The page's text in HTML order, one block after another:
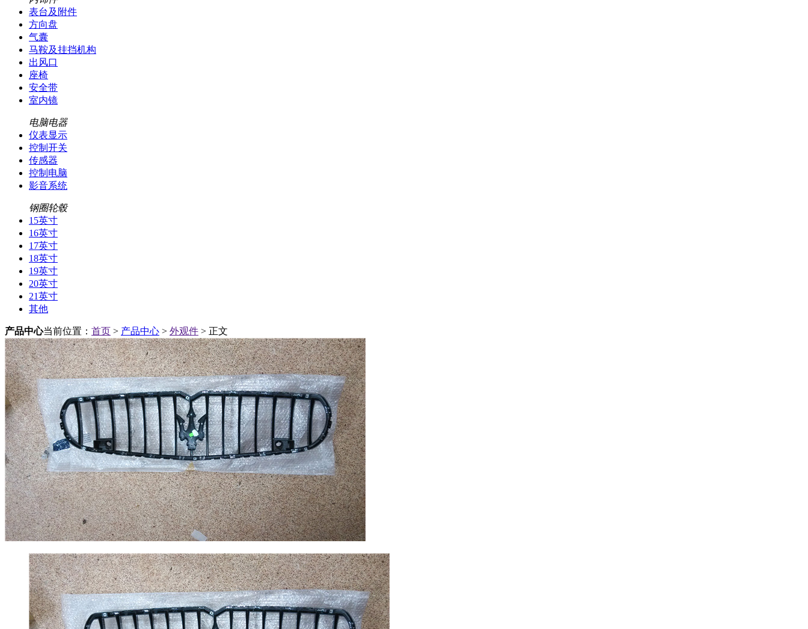
表台及附件
方向盘
气囊
马鞍及挂挡机构
出风口
座椅
安全带
室内镜
电脑电器
仪表显示
控制开关
传感器
控制电脑
影音系统
钢圈轮毂
15英寸
16英寸
17英寸
18英寸
19英寸
20英寸
21英寸
其他
产品中心当前位置： 首页 > 产品中心 > 外观件 > 正文